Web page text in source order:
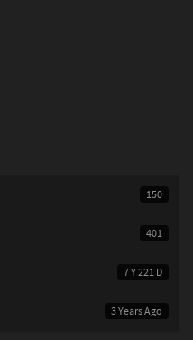
150
401
7 Y 221 D
3 Years Ago